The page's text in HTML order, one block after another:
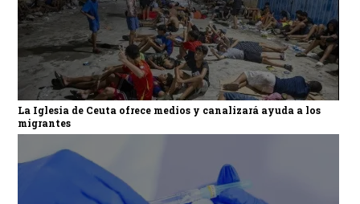
La Iglesia de Ceuta ofrece medios y canalizará ayuda a los
migrantes